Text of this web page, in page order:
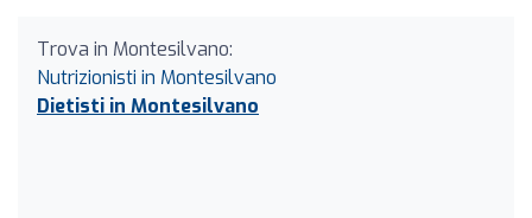
Trova in Montesilvano:
Nutrizionisti in Montesilvano
Dietisti in Montesilvano